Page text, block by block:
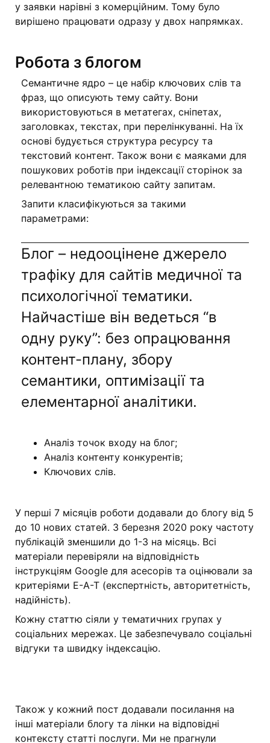
у заявки нарівні з комерційним. Тому було
вирішено працювати одразу у двох напрямках.
Робота з блогом
Семантичне ядро – це набір ключових слів та
фраз, що описують тему сайту. Вони
використовуються в метатегах, сніпетах,
заголовках, текстах, при перелінкуванні. На їх
основі будується структура ресурсу та
текстовий контент. Також вони є маяками для
пошукових роботів при індексації сторінок за
релевантною тематикою сайту запитам.
Запити класифікуються за такими
параметрами:
Блог – недооцінене джерело
трафіку для сайтів медичної та
психологічної тематики.
Найчастіше він ведеться “в
одну руку”: без опрацювання
контент-плану, збору
семантики, оптимізації та
елементарної аналітики.
Аналіз точок входу на блог;
Аналіз контенту конкурентів;
Ключових слів.
У перші 7 місяців роботи додавали до блогу від 5
до 10 нових статей. З березня 2020 року частоту
публікацій зменшили до 1-3 на місяць. Всі
матеріали перевіряли на відповідність
інструкціям Google для асесорів та оцінювали за
критеріями Е-А-Т (експертність, авторитетність,
надійність).
Кожну статтю сіяли у тематичних групах у
соціальних мережах. Це забезпечувало соціальні
відгуки та швидку індексацію.
Також у кожний пост додавали посилання на
інші матеріали блогу та лінки на відповідні
контексту статті послуги. Ми не прагнули